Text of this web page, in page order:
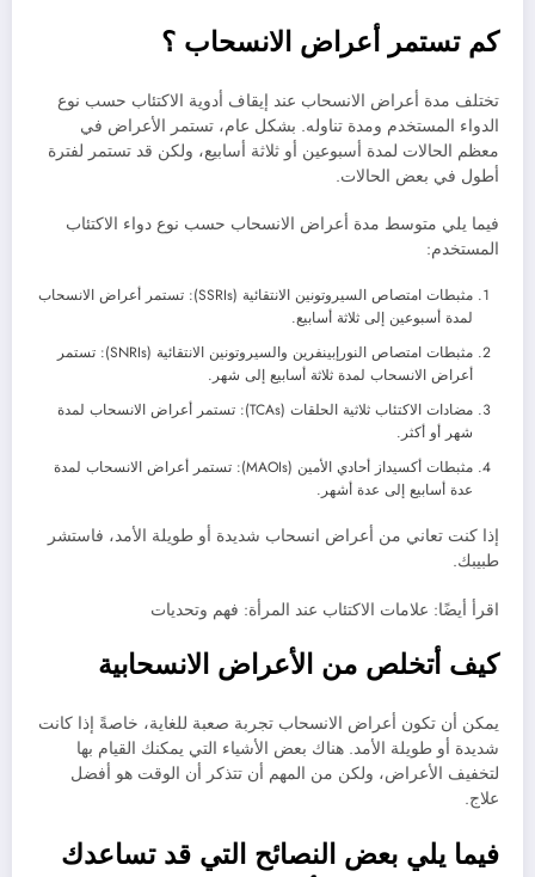
كم تستمر أعراض الانسحاب ؟
تختلف مدة أعراض الانسحاب عند إيقاف أدوية الاكتئاب حسب نوع
الدواء المستخدم ومدة تناوله. بشكل عام، تستمر الأعراض في
معظم الحالات لمدة أسبوعين أو ثلاثة أسابيع، ولكن قد تستمر لفترة
أطول في بعض الحالات.
فيما يلي متوسط مدة أعراض الانسحاب حسب نوع دواء الاكتئاب
المستخدم:
مثبطات امتصاص السيروتونين الانتقائية (SSRIs): تستمر أعراض الانسحاب
لمدة أسبوعين إلى ثلاثة أسابيع.
مثبطات امتصاص النورإبينفرين والسيروتونين الانتقائية (SNRIs): تستمر
أعراض الانسحاب لمدة ثلاثة أسابيع إلى شهر.
مضادات الاكتئاب ثلاثية الحلقات (TCAs): تستمر أعراض الانسحاب لمدة
شهر أو أكثر.
مثبطات أكسيداز أحادي الأمين (MAOIs): تستمر أعراض الانسحاب لمدة
عدة أسابيع إلى عدة أشهر.
إذا كنت تعاني من أعراض انسحاب شديدة أو طويلة الأمد، فاستشر
طبيبك.
اقرأ أيضًا: علامات الاكتئاب عند المرأة: فهم وتحديات
كيف أتخلص من الأعراض الانسحابية
يمكن أن تكون أعراض الانسحاب تجربة صعبة للغاية، خاصةً إذا كانت
شديدة أو طويلة الأمد. هناك بعض الأشياء التي يمكنك القيام بها
لتخفيف الأعراض، ولكن من المهم أن تتذكر أن الوقت هو أفضل
علاج.
فيما يلي بعض النصائح التي قد تساعدك